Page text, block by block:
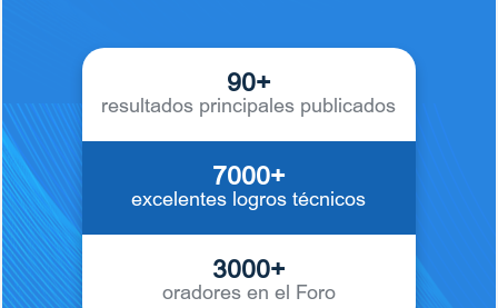
90+
resultados principales publicados
7000+
excelentes logros técnicos
3000+
oradores en el Foro